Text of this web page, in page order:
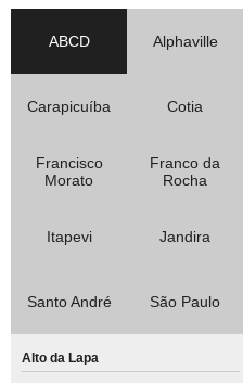
ABCD Alphaville
Carapicuíba Cotia
Francisco
Morato
Franco da
Rocha
Itapevi Jandira
Santo André São Paulo
Alto da Lapa